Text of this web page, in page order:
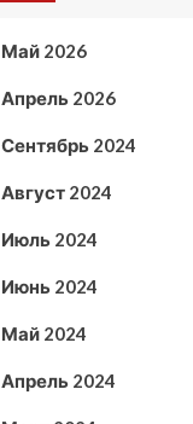
Май 2026
Апрель 2026
Сентябрь 2024
Август 2024
Июль 2024
Июнь 2024
Май 2024
Апрель 2024